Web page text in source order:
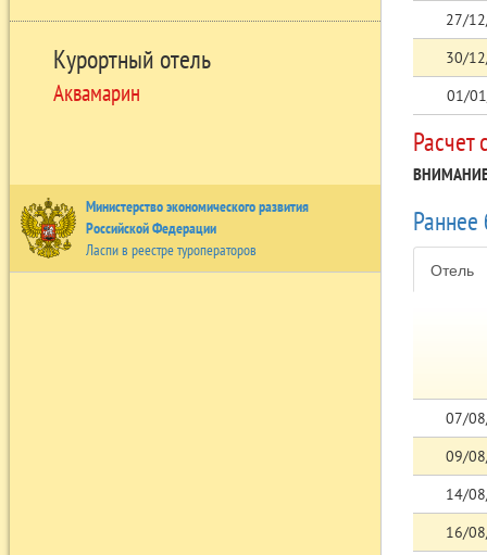
Курортный отель
Аквамарин
Министерство экономического развития
Российской Федерации
Ласпи в реестре туроператоров
27/
30/
01/
Отель
07/
09/
14/
16/